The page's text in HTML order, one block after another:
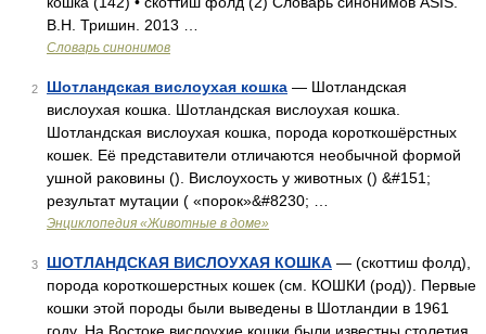
В.Н. Тришин. 2013 …
Словарь синонимов
2 Шотландская вислоухая кошка — Шотландская
вислоухая кошка. Шотландская вислоухая кошка.
Шотландская вислоухая кошка, порода короткошёрстных
кошек. Её представители отличаются необычной формой
ушной раковины (). Вислоухость у животных () &#151;
результат мутации ( «порок»&#8230; …
Энциклопедия «Животные в доме»
3 ШОТЛАНДСКАЯ ВИСЛОУХАЯ КОШКА — (скоттиш фолд),
порода короткошерстных кошек (см. КОШКИ (род)). Первые
кошки этой породы были выведены в Шотландии в 1961